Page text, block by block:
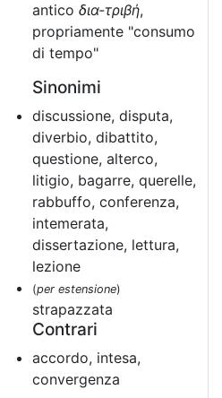
antico δια-τριβή,
propriamente "consumo
di tempo"
Sinonimi
discussione, disputa,
diverbio, dibattito,
questione, alterco,
litigio, bagarre, querelle,
rabbuffo, conferenza,
intemerata,
dissertazione, lettura,
lezione
(per estensione)
strapazzata
Contrari
accordo, intesa,
convergenza